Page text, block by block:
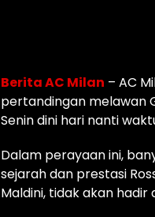
Berita AC Milan – AC
pertandingan melawan
Senin dini hari nanti
Dalam perayaan ini,
sejarah dan prestasi
Maldini, tidak akan